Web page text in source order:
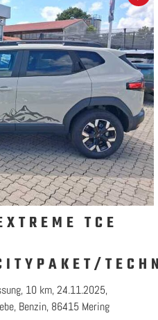
TCE
10 km 24.11.2025
Benzin 86415 Mering